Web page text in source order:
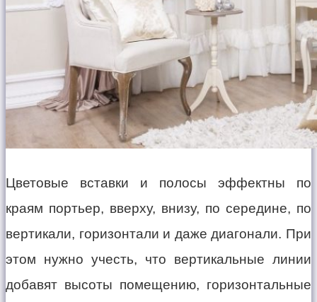
Цветовые вставки и полосы эффектны по
краям портьер, вверху, внизу, по середине, по
вертикали, горизонтали и даже диагонали. При
этом нужно учесть, что вертикальные линии
добавят высоты помещению, горизонтальные